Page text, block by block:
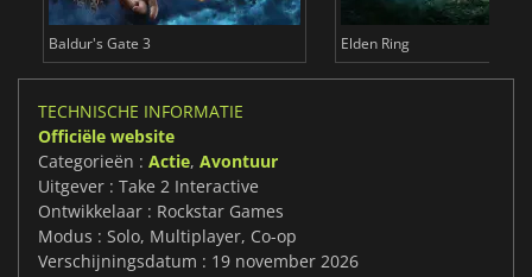
Baldur's Gate 3 Elden Ring
TECHNISCHE INFORMATIE
Officiële website
Categorieën : Actie, Avontuur
Uitgever : Take 2 Interactive
Ontwikkelaar : Rockstar Games
Modus : Solo, Multiplayer, Co-op
Verschijningsdatum : 19 november 2026